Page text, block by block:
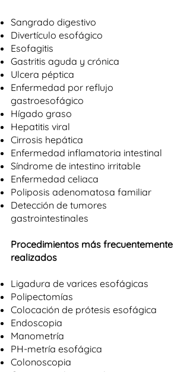
Sangrado digestivo
Divertículo esofágico
Esofagitis
Gastritis aguda y crónica
Ulcera péptica
Enfermedad por reflujo
gastroesofágico
Hígado graso
Hepatitis viral
Cirrosis hepática
Enfermedad inflamatoria intestinal
Síndrome de intestino irritable
Enfermedad celiaca
Poliposis adenomatosa familiar
Detección de tumores
gastrointestinales
Procedimientos más frecuentemente
realizados
Ligadura de varices esofágicas
Polipectomías
Colocación de prótesis esofágica
Endoscopia
Manometría
PH-metría esofágica
Colonoscopia